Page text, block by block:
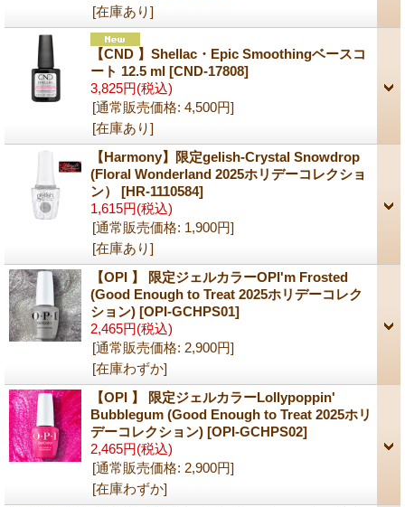
[在庫あり]
【CND 】Shellac・Epic Smoothingベースコ
ート 12.5 ml [CND-17808]
3,825円(税込)
[通常販売価格: 4,500円]
[在庫あり]
【Harmony】限定gelish-Crystal Snowdrop
(Floral Wonderland 2025ホリデーコレクショ
ン） [HR-1110584]
1,615円(税込)
[通常販売価格: 1,900円]
[在庫あり]
【OPI 】 限定ジェルカラーOPI'm Frosted
(Good Enough to Treat 2025ホリデーコレク
ション) [OPI-GCHPS01]
2,465円(税込)
[通常販売価格: 2,900円]
[在庫わずか]
【OPI 】 限定ジェルカラーLollypoppin'
Bubblegum (Good Enough to Treat 2025ホリ
デーコレクション) [OPI-GCHPS02]
2,465円(税込)
[通常販売価格: 2,900円]
[在庫わずか]